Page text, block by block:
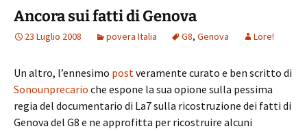
Ancora sui fatti di Genova
23 Luglio 2008 povera Italia G8, Genova Lore!
Un altro, l’ennesimo postveramente curato e ben scritto di
Sonounprecario che espone la sua opione sulla pessima
regia del documentario di La7 sulla ricostruzione dei fatti di
Genova del G8 e ne approfitta per ricostruire alcuni